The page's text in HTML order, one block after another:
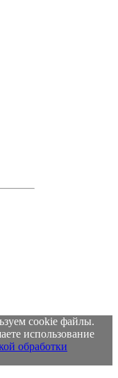
cookie файлы.
использование
обработки